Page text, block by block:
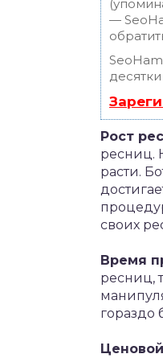
—
Рост
ресниц.
расти.
своих
Время
ресниц,
гораздо